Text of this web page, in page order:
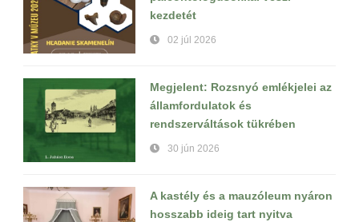
kezdetét
02 júl 2026
Megjelent: Rozsnyó emlékjelei az
államfordulatok és
rendszerváltások tükrében
30 jún 2026
A kastély és a mauzóleum nyáron
hosszabb ideig tart nyitva